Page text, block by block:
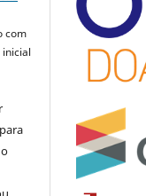
com